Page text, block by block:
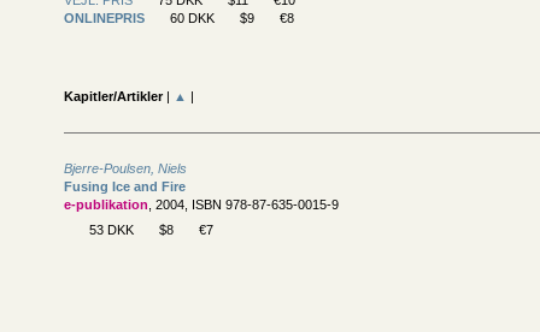
ONLINEPRIS
60 DKK $9 €8
Kapitler/Artikler| ▲ |
Bjerre-Poulsen, Niels
Fusing Ice and Fire
e-publikation , 2004, ISBN 978-87-635-0015-9
53 DKK
$8 €7